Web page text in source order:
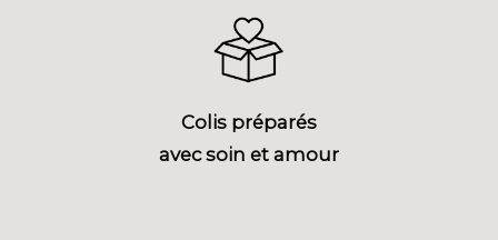
Colis préparés
avec soin et amour